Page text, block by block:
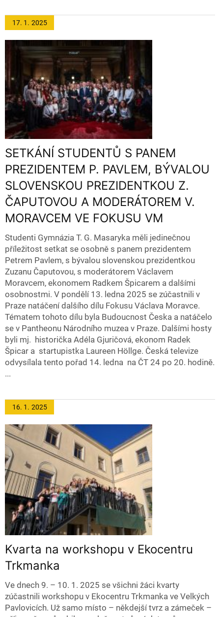
17. 1. 2025
SETKÁNÍ STUDENTŮ S PANEM
PREZIDENTEM P. PAVLEM, BÝVALOU
SLOVENSKOU PREZIDENTKOU Z.
ČAPUTOVOU A MODERÁTOREM V.
MORAVCEM VE FOKUSU VM
Studenti Gymnázia T. G. Masaryka měli jedinečnou
příležitost setkat se osobně s panem prezidentem
Petrem Pavlem, s bývalou slovenskou prezidentkou
Zuzanu Čaputovou, s moderátorem Václavem
Moravcem, ekonomem Radkem Špicarem a dalšími
osobnostmi. V pondělí 13. ledna 2025 se zúčastnili v
Praze natáčení dalšího dílu Fokusu Václava Moravce.
Tématem tohoto dílu byla Budoucnost Česka a natáčelo
se v Pantheonu Národního muzea v Praze. Dalšími hosty
byli mj. historička Adéla Gjuričová, ekonom Radek
Špicar a startupistka Laureen Höllge. Česká televize
odvysílala tento pořad 14. ledna na ČT 24 po 20. hodině.
...
16. 1. 2025
Kvarta na workshopu v Ekocentru
Trkmanka
Ve dnech 9. – 10. 1. 2025 se všichni žáci kvarty
zúčastnili workshopu v Ekocentru Trkmanka ve Velkých
Pavlovicích. Už samo místo – někdejší tvrz a zámeček –